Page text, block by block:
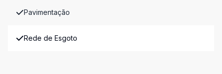
Pavimentação
Rede de Esgoto